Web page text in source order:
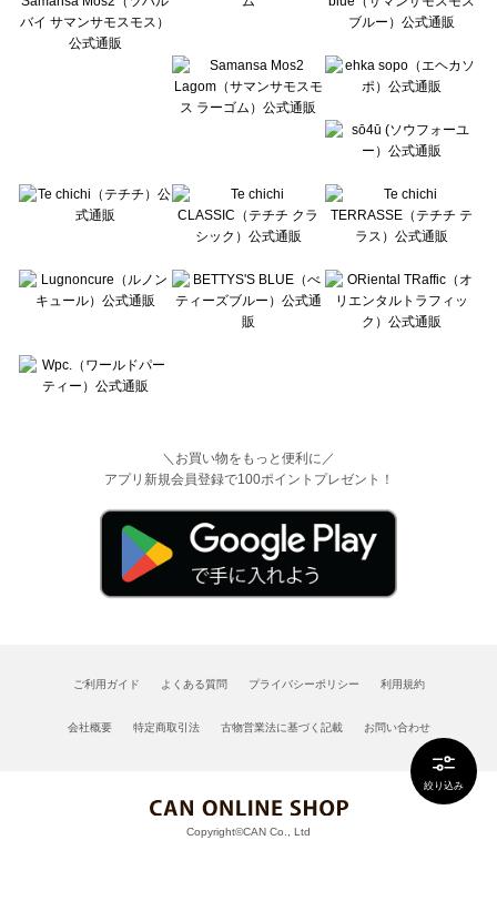
絞り込み
BETTY'S BLUE（べティーズブルー）のニット・セーター一覧
Wpc.（ワールドパーティー）のニット・セーター一覧
＼お買い物をもっと便利に／
アプリ新規会員登録で100ポイントプレゼント！
ご利用ガイド よくある質問 プライバシーポリシー 利用規約
会社概要 特定商取引法 古物営業法に基づく記載 お問い合わせ
Copyright©CAN Co., Ltd